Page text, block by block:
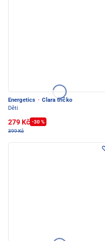
Energetics · Clara tričko
Děti
279 Kč -30 %
399 Kč